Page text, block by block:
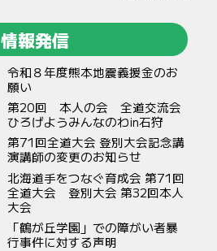
情報発信
令和８年度熊本地震義援金のお
願い
第20回 本人の会 全道交流会
ひろげようみんなのわin石狩
第71回全道大会 登別大会記念講
演講師の変更のお知らせ
北海道手をつなぐ育成会 第71回
全道大会 登別大会 第32回本人
大会
「鶴が丘学園」での障がい者暴
行事件に対する声明